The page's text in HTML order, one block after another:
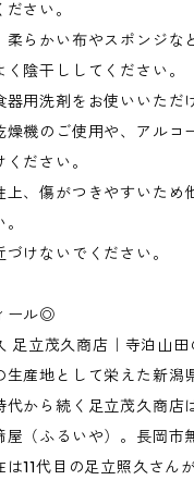
さい。
柔らかい布やスポンジな
陰干ししてください。
器用洗剤をお使いいただ
燥機のご使用や、アルコ
ださい。
上、傷がつきやすいため
づけないでください。
ール◎
足立茂久商店｜寺泊山田
生産地として栄えた新潟
代から続く足立茂久商店
屋（ふるいや）。長岡市
11代目の足立照久さん